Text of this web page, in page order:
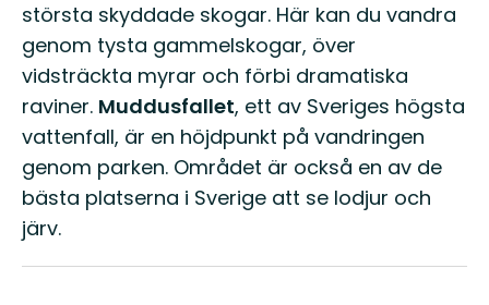
största skyddade skogar. Här kan du vandra
genom tysta gammelskogar, över
vidsträckta myrar och förbi dramatiska
raviner. Muddusfallet, ett av Sveriges högsta
vattenfall, är en höjdpunkt på vandringen
genom parken. Området är också en av de
bästa platserna i Sverige att se lodjur och
järv.